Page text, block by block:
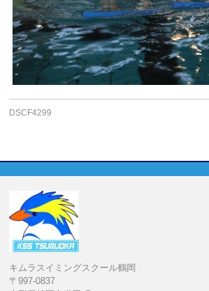
DSCF4299
キムラスイミングスクール鶴岡
〒997-0837